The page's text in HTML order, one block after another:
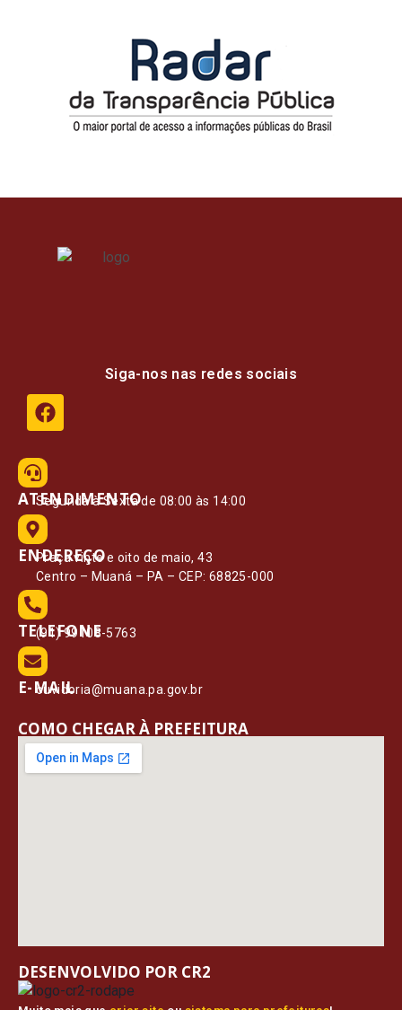
Siga-nos nas redes sociais
ATENDIMENTO
Segunda à Sexta de 08:00 às 14:00
ENDEREÇO
Praça vinte e oito de maio, 43
Centro – Muaná – PA – CEP: 68825-000
TELEFONE
(91) 99108-5763
E-MAIL
ouvidoria@muana.pa.gov.br
COMO CHEGAR À PREFEITURA
DESENVOLVIDO POR CR2